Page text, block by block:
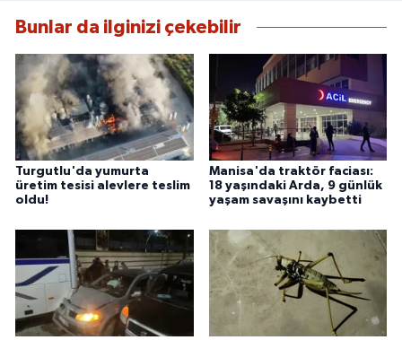
Bunlar da ilginizi çekebilir
Turgutlu'da yumurta
üretim tesisi alevlere teslim
oldu!
Manisa'da traktör faciası:
18 yaşındaki Arda, 9 günlük
yaşam savaşını kaybetti